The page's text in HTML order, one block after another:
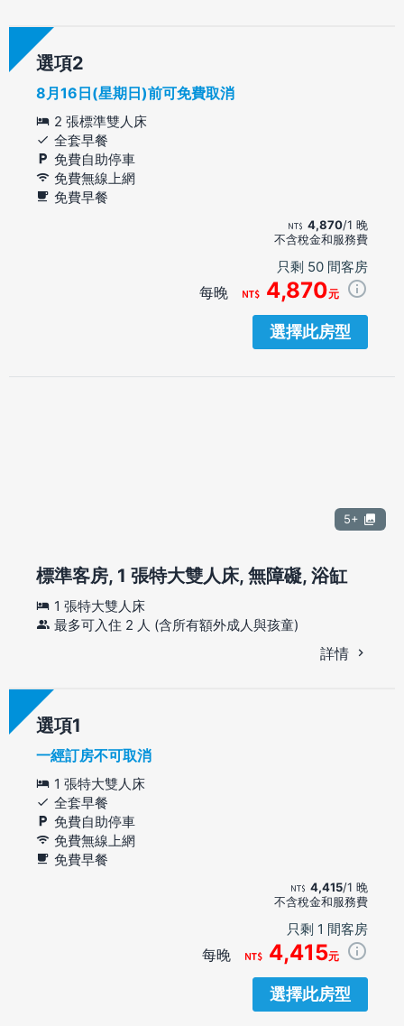
選項
8月16日(星期日)前可免費取消
2 張標準雙人床
全套早餐
免費自助停車
免費無線上網
免費早餐
4,870/1 晚
不含稅金和服務費
只剩 50 間客房
每晚 4,870元
選擇此房型
5+
標準客房, 1 張特大雙人床, 無障礙, 浴缸
1 張特大雙人床
最多可入住 2 人 (含所有額外成人與孩童)
詳情
選項
一經訂房不可取消
1 張特大雙人床
全套早餐
免費自助停車
免費無線上網
免費早餐
4,415/1 晚
不含稅金和服務費
只剩 1 間客房
每晚 4,415元
選擇此房型